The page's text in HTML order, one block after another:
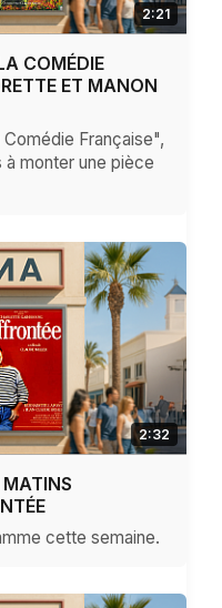
2:21
COMÉDIE
ET MANON
Française",
monter une pièce
2:32
MATINS
cette semaine.